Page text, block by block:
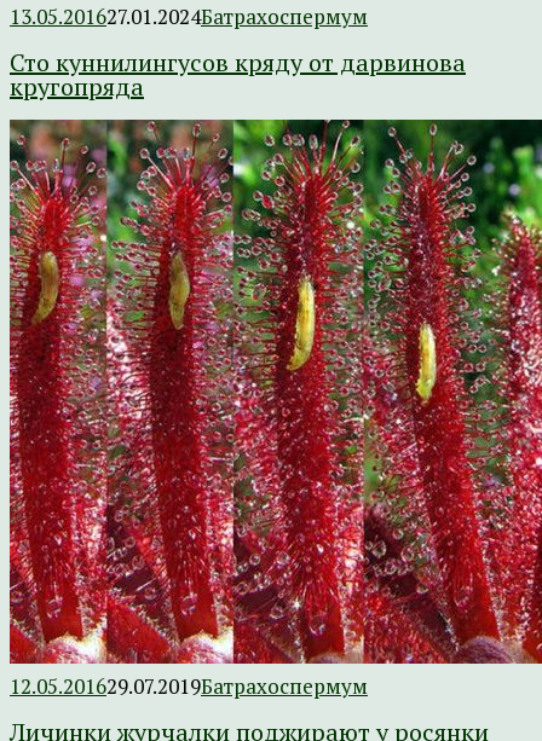
13.05.201627.01.2024Батрахоспермум
Сто куннилингусов кряду от дарвинова
кругопряда
12.05.201629.07.2019Батрахоспермум
Личинки журчалки поджирают у росянки